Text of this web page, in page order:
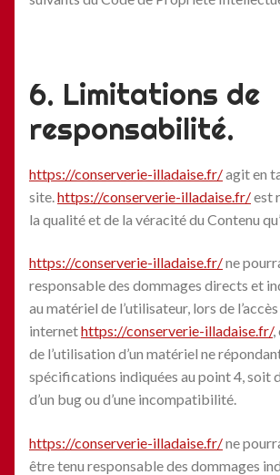
6. Limitations de
responsabilité.
https://conserverie-illadaise.fr/agit en
site. https://conserverie-illadaise.fr/est
la qualité et de la véracité du Contenu
https://conserverie-illadaise.fr/ne
responsable des dommages directs et
au matériel de l’utilisateur, lors de
internethttps://conserverie-illadaise.fr/,
de l’utilisation d’un matériel ne
spécifications indiquées au point 4, soit
d’un bug ou d’une incompatibilité.
https://conserverie-illadaise.fr/ne
être tenu responsable des dommages